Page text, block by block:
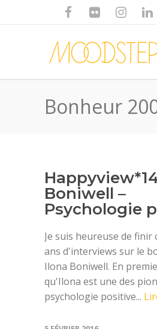
Bonheur
Boniwell –
Psychologie
Je suis heureuse de finir
ans d'interviews sur le
Ilona Boniwell. En
qu'Ilona est une des
psychologie positive...